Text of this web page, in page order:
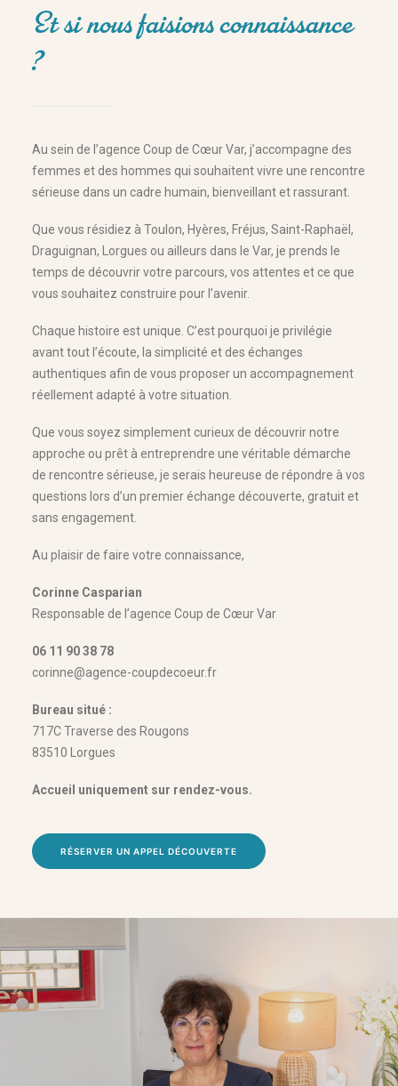
Et si nous faisions connaissance
?
Au sein de l’agence Coup de Cœur Var, j’accompagne des
femmes et des hommes qui souhaitent vivre une rencontre
sérieuse dans un cadre humain, bienveillant et rassurant.
Que vous résidiez à Toulon, Hyères, Fréjus, Saint-Raphaël,
Draguignan, Lorgues ou ailleurs dans le Var, je prends le
temps de découvrir votre parcours, vos attentes et ce que
vous souhaitez construire pour l’avenir.
Chaque histoire est unique. C’est pourquoi je privilégie
avant tout l’écoute, la simplicité et des échanges
authentiques afin de vous proposer un accompagnement
réellement adapté à votre situation.
Que vous soyez simplement curieux de découvrir notre
approche ou prêt à entreprendre une véritable démarche
de rencontre sérieuse, je serais heureuse de répondre à vos
questions lors d’un premier échange découverte, gratuit et
sans engagement.
Au plaisir de faire votre connaissance,
Corinne Casparian
Responsable de l’agence Coup de Cœur Var
06 11 90 38 78
corinne@agence-coupdecoeur.fr
Bureau situé :
717C Traverse des Rougons
83510 Lorgues
Accueil uniquement sur rendez-vous.
RÉSERVER UN APPEL DÉCOUVERTE